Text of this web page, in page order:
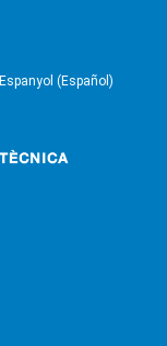
Espanyol (Español)